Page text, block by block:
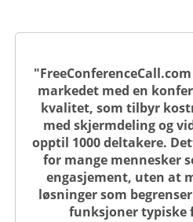
markedet med en
kvalitet, som tilbyr
med skjermdeling og
opptil 1000 deltakere.
for mange mennesker
engasjement, uten at
løsninger som
funksjoner typiske